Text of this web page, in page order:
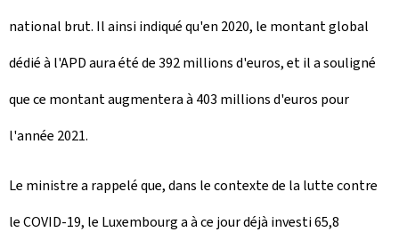
national brut. Il ainsi indiqué qu'en 2020, le montant global
dédié à l'APD aura été de 392 millions d'euros, et il a souligné
que ce montant augmentera à 403 millions d'euros pour
l'année 2021.
Le ministre a rappelé que, dans le contexte de la lutte contre
le COVID-19, le Luxembourg a à ce jour déjà investi 65,8